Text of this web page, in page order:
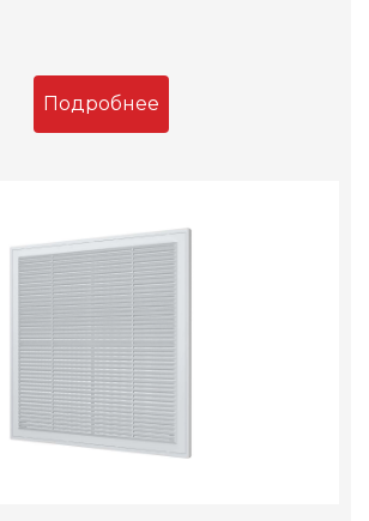
Подробнее